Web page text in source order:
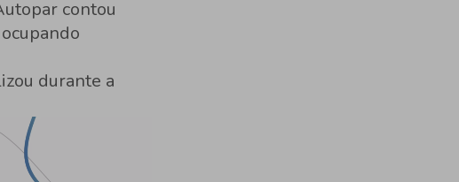
contou
durante a